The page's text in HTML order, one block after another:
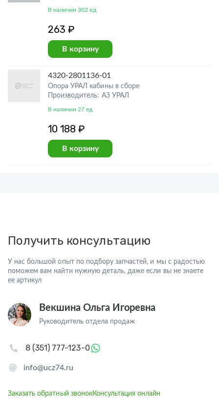
В наличии 302 ед
263 ₽
В корзину
4320-2801136-01
Опора УРАЛ кабины в сборе
Производитель: АЗ УРАЛ
В наличии 27 ед
10 188 ₽
В корзину
Получить консультацию
У нас большой опыт по подбору запчастей, и мы с радостью
поможем вам найти нужную деталь, даже если вы не знаете
ее артикул
Векшина Ольга Игоревна
Руководитель отдела продаж
info@ucz74.ru
8 (351) 777-123-0
Заказать обратный звонокКонсультация онлайн